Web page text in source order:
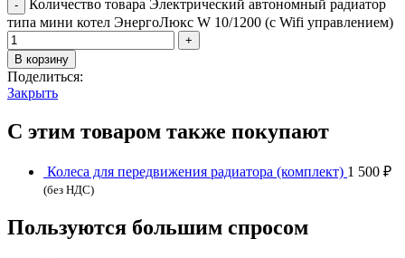
Количество товара Электрический автономный радиатор
типа мини котел ЭнергоЛюкс W 10/1200 (с Wifi управлением)
В корзину
Поделиться:
Закрыть
С этим товаром также покупают
Колеса для передвижения радиатора (комплект) 1 500 ₽
(без НДС)
Пользуются большим спросом